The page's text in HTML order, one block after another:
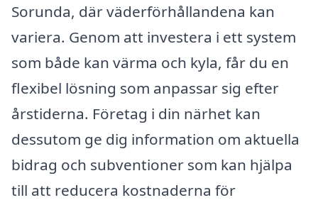
Sorunda, där väderförhållandena kan
variera. Genom att investera i ett system
som både kan värma och kyla, får du en
flexibel lösning som anpassar sig efter
årstiderna. Företag i din närhet kan
dessutom ge dig information om aktuella
bidrag och subventioner som kan hjälpa
till att reducera kostnaderna för